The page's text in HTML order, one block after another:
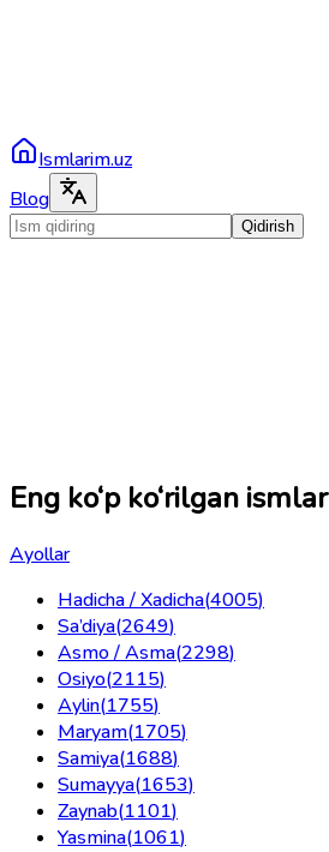
Ismlarim.uz
Blog
Qidirish
Eng ko‘p ko‘rilgan ismlar
Ayollar
Hadicha / Xadicha(4005)
Sa’diya(2649)
Asmo / Asma(2298)
Osiyo(2115)
Aylin(1755)
Maryam(1705)
Samiya(1688)
Sumayya(1653)
Zaynab(1101)
Yasmina(1061)